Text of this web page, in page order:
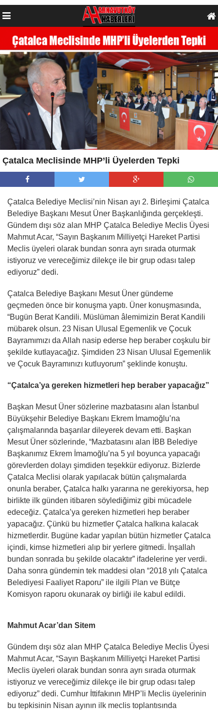
Çatalca Meclisinde MHP’li Üyelerden Tepki
Çatalca Belediye Meclisi’nin Nisan ayı 2. Birleşimi Çatalca
Belediye Başkanı Mesut Üner Başkanlığında gerçekleşti.
Gündem dışı söz alan MHP Çatalca Belediye Meclis Üyesi
Mahmut Acar, “Sayın Başkanım Milliyetçi Hareket Partisi
Meclis üyeleri olarak bundan sonra ayrı sırada oturmak
istiyoruz ve vereceğimiz dilekçe ile bir grup odası talep
ediyoruz” dedi.
Çatalca Belediye Başkanı Mesut Üner gündeme
geçmeden önce bir konuşma yaptı. Üner konuşmasında,
“Bugün Berat Kandili. Müslüman âlemimizin Berat Kandili
mübarek olsun. 23 Nisan Ulusal Egemenlik ve Çocuk
Bayramımızı da Allah nasip ederse hep beraber coşkulu bir
şekilde kutlayacağız. Şimdiden 23 Nisan Ulusal Egemenlik
ve Çocuk Bayramınızı kutluyorum” şeklinde konuştu.
“Çatalca’ya gereken hizmetleri hep beraber yapacağız”
Başkan Mesut Üner sözlerine mazbatasını alan İstanbul
Büyükşehir Belediye Başkanı Ekrem İmamoğlu’na
çalışmalarında başarılar dileyerek devam etti. Başkan
Mesut Üner sözlerinde, “Mazbatasını alan İBB Belediye
Başkanımız Ekrem İmamoğlu’na 5 yıl boyunca yapacağı
görevlerden dolayı şimdiden teşekkür ediyoruz. Bizlerde
Çatalca Meclisi olarak yapılacak bütün çalışmalarda
onunla beraber, Çatalca halkı yararına ne gerekiyorsa, hep
birlikte ilk günden itibaren söylediğimiz gibi mücadele
edeceğiz. Çatalca’ya gereken hizmetleri hep beraber
yapacağız. Çünkü bu hizmetler Çatalca halkına kalacak
hizmetlerdir. Bugüne kadar yapılan bütün hizmetler Çatalca
içindi, kimse hizmetleri alıp bir yerlere gitmedi. İnşallah
bundan sonrada bu şekilde olacaktır” ifadelerine yer verdi.
Daha sonra gündemin tek maddesi olan “2018 yılı Çatalca
Belediyesi Faaliyet Raporu” ile ilgili Plan ve Bütçe
Komisyon raporu okunarak oy birliği ile kabul edildi.
Mahmut Acar’dan Sitem
Gündem dışı söz alan MHP Çatalca Belediye Meclis Üyesi
Mahmut Acar, “Sayın Başkanım Milliyetçi Hareket Partisi
Meclis üyeleri olarak bundan sonra ayrı sırada oturmak
istiyoruz ve vereceğimiz dilekçe ile bir grup odası talep
ediyoruz” dedi. Cumhur İttifakının MHP’li Meclis üyelerinin
bu tepkisinin Nisan ayının ilk meclis toplantısında